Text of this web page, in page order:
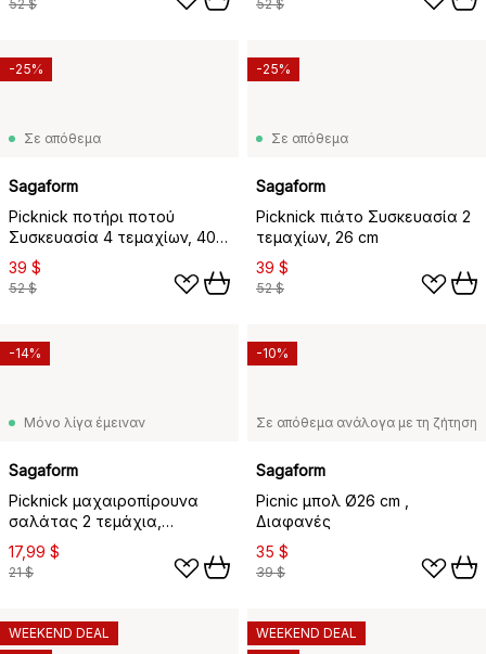
52 $ 52 $
Σε απόθεμα
Sagaform
Picknick ποτήρι ποτού
Συσκευασία 4 τεμαχίων, 40
cl
39 $
52 $
-25%
Σε απόθεμα
Sagaform
Picknick πιάτο Συσκευασία 2
τεμαχίων, 26 cm
39 $
52 $
-25%
Μόνο λίγα έμειναν
Sagaform
Picknick μαχαιροπίρουνα
σαλάτας 2 τεμάχια,
Διαφανές
17,99 $
21 $
-14%
Σε απόθεμα ανάλογα με τη ζήτηση
Sagaform
Picnic μπολ Ø26 cm ,
Διαφανές
35 $
39 $
-10%
WEEKEND DEAL
WEEKEND DEAL